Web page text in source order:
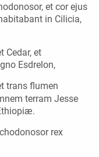
et cor ejus
in Cilicia,
Cedar, et
Esdrelon,
trans flumen
terram Jesse
rex